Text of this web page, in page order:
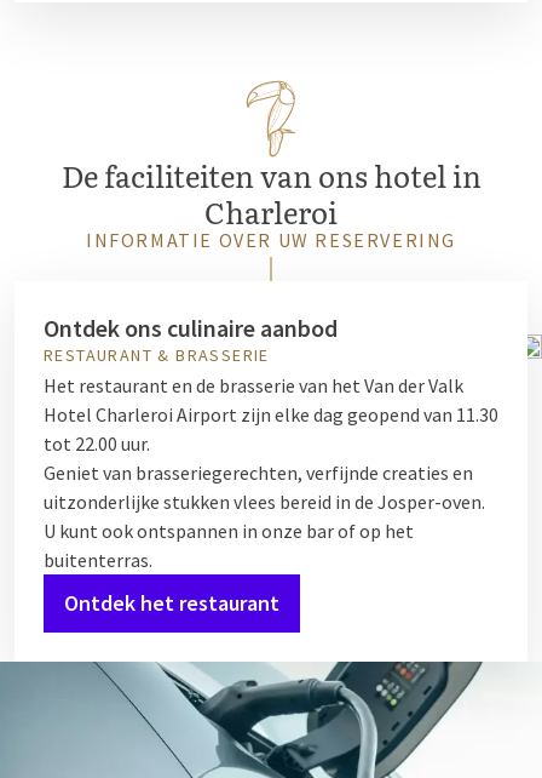
De faciliteiten van ons hotel in
Charleroi
INFORMATIE OVER UW RESERVERING
Ontdek ons culinaire aanbod
RESTAURANT & BRASSERIE
Het restaurant en de brasserie van het Van der Valk
Hotel Charleroi Airport zijn elke dag geopend van 11.30
tot 22.00 uur.
Geniet van brasseriegerechten, verfijnde creaties en
uitzonderlijke stukken vlees bereid in de Josper-oven.
U kunt ook ontspannen in onze bar of op het
buitenterras.
Ontdek het restaurant